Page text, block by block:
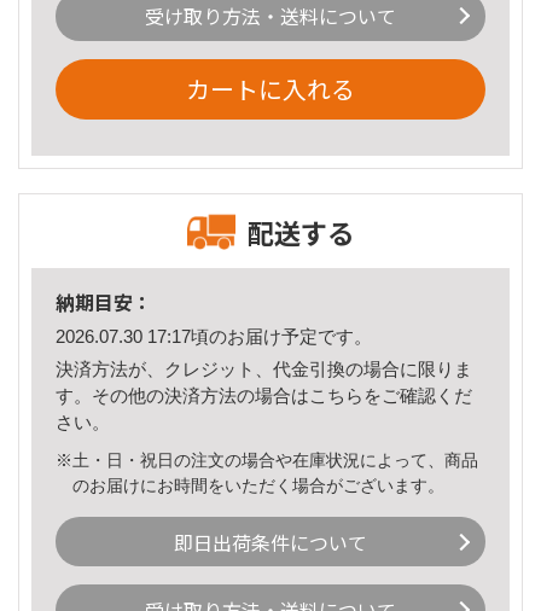
受け取り方法・送料について
カートに入れる
配送する
納期目安：
2026.07.30 17:17頃のお届け予定です。
決済方法が、クレジット、代金引換の場合に限りま
す。その他の決済方法の場合はこちら をご確認くだ
さい。
※土・日・祝日の注文の場合や在庫状況によって、商品
のお届けにお時間をいただく場合がございます。
即日出荷条件について